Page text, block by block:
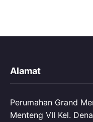
Alamat
Perumahan Grand
Menteng VII Kel.